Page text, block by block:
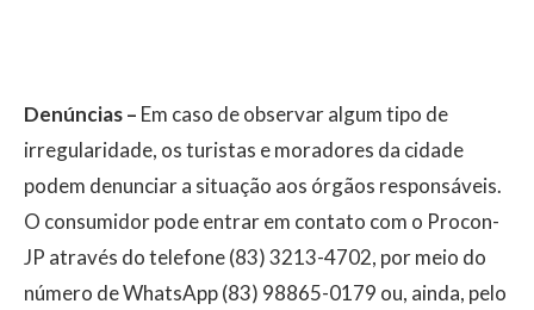
Denúncias – Em caso de observar algum tipo de
irregularidade, os turistas e moradores da cidade
podem denunciar a situação aos órgãos responsáveis.
O consumidor pode entrar em contato com o Procon-
JP através do telefone (83) 3213-4702, por meio do
número de WhatsApp (83) 98865-0179 ou, ainda, pelo